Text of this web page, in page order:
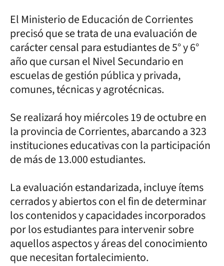
El Ministerio de Educación de Corrientes
precisó que se trata de una evaluación de
carácter censal para estudiantes de 5° y 6°
año que cursan el Nivel Secundario en
escuelas de gestión pública y privada,
comunes, técnicas y agrotécnicas.
Se realizará hoy miércoles 19 de octubre en
la provincia de Corrientes, abarcando a 323
instituciones educativas con la participación
de más de 13.000 estudiantes.
La evaluación estandarizada, incluye ítems
cerrados y abiertos con el fin de determinar
los contenidos y capacidades incorporados
por los estudiantes para intervenir sobre
aquellos aspectos y áreas del conocimiento
que necesitan fortalecimiento.